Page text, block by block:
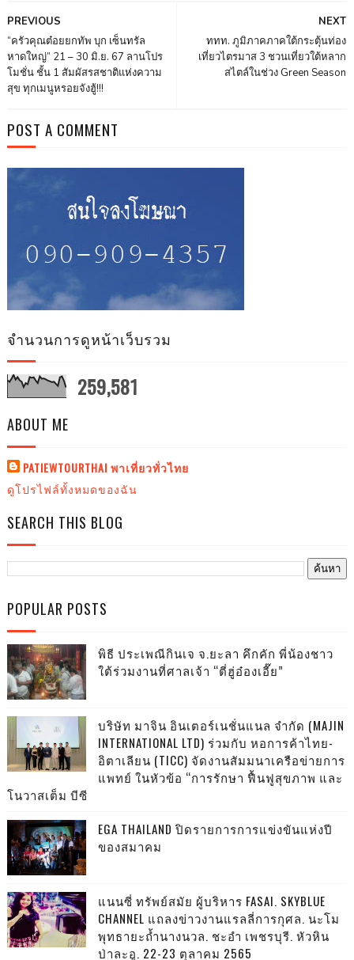
NEXT
ททท. ภูมิภาคภาคใต้กระตุ้นท่อง
เที่ยวไตรมาส 3 ชวนเที่ยวใต้หลาก
สไตล์ในช่วง Green Season
PREVIOUS
“ครัวคุณต๋อยยกทัพ บุก เซ็นทรัล
หาดใหญ่” 21 – 30 มิ.ย. 67 ลานโปร
โมชั่น ชั้น 1 สัมผัสรสชาติแห่งความ
สุข ทุกเมนูหรอยจังฮู้!!!
POST A COMMENT
จำนวนการดูหน้าเว็บรวม
259,581
ABOUT ME
PATIEWTOURTHAI พาเที่ยวทั่วไทย
ดูโปรไฟล์ทั้งหมดของฉัน
SEARCH THIS BLOG
POPULAR POSTS
พิธี ประเพณีกินเจ จ.ยะลา คึกคัก พี่น้องชาว
ใต้ร่วมงานที่ศาลเจ้า “ตี่ฮู่อ๋องเอี๊ย”
บริษัท มาจิน อินเตอร์เนชั่นแนล จำกัด (MAJIN
INTERNATIONAL LTD) ร่วมกับ หอการค้าไทย-
อิตาเลียน (TICC) จัดงานสัมมนาเครือข่ายการ
แพทย์ ในหัวข้อ “การรักษา ฟื้นฟูสุขภาพ และ
โนวาสเต็ม บีซี
EGA THAILAND ปิดรายการการแข่งขันแห่งปี
ของสมาคม
แนนซี่ ทรัพย์สมัย ผู้บริหาร FASAI. SKYBLUE
CHANNEL แถลงข่าวงานแรลลี่การกุศล. นะโม
พุทธายะถ้ำนางนวล. ชะอำ เพชรบุรี. หัวหิน
ป่าละอู. 22-23 ตุลาคม 2565